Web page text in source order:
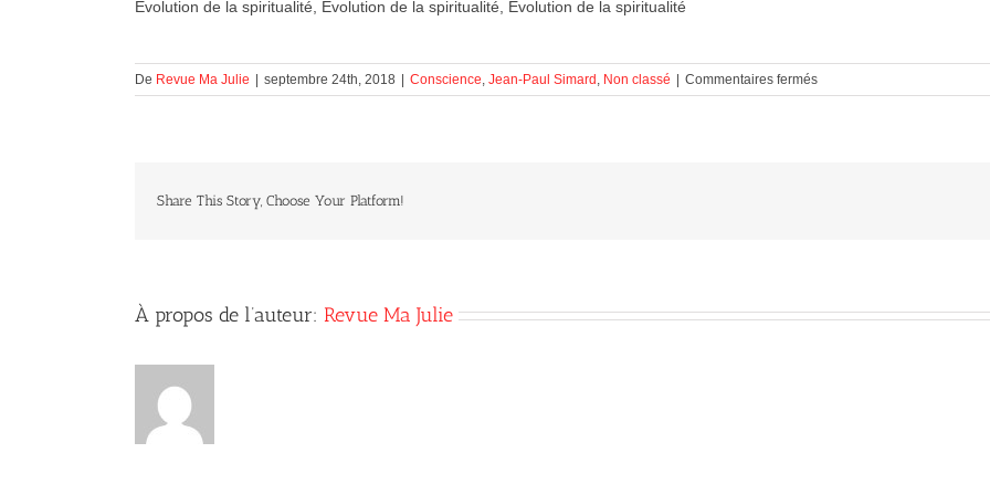
Évolution de la spiritualité, Évolution de la spiritualité, Évolution de la spiritualité
De Revue Ma Julie | septembre 24th, 2018 | Conscience, Jean-Paul Simard, Non classé | Commentaires ferméssur
Évolution
Share This Story, Choose Your Platform!
À propos de l’auteur: Revue Ma Julie